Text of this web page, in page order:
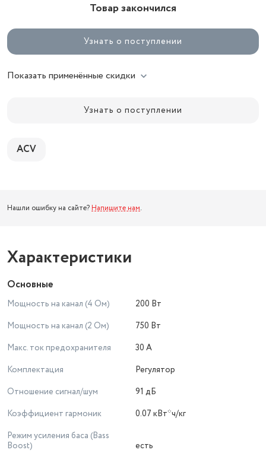
Товар закончился
Узнать о поступлении
Показать применённые скидки
Узнать о поступлении
ACV
Нашли ошибку на сайте? Напишите нам.
Характеристики
Основные
Мощность на канал (4 Ом)
200 Вт
Мощность на канал (2 Ом)
750 Вт
Макс. ток предохранителя
30 А
Комплектация
Регулятор
Отношение сигнал/шум
91 дБ
Коэффициент гармоник
0.07 кВт*ч/кг
Режим усиления баса (Bass
Boost)
есть